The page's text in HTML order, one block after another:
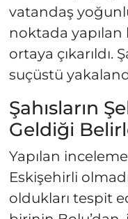
vatandaş
noktada yapılan
ortaya çıkarıldı.
suçüstü
Şahısların
Geldiği
Yapılan
Eskişehirli
oldukları tespit